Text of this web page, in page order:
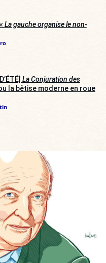
La gauche organise le non-
La Conjuration des
la bêtise moderne en roue